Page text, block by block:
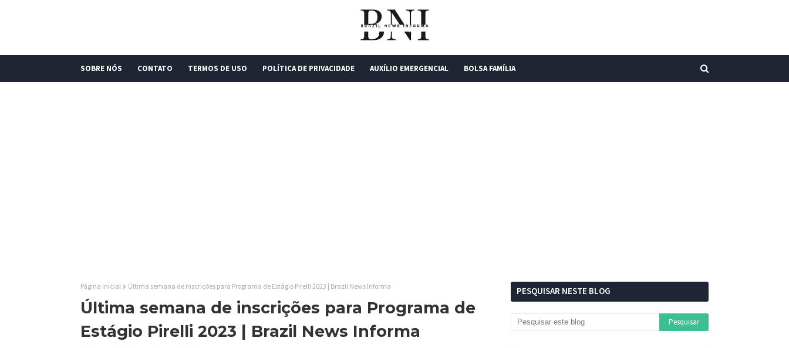
SOBRE NÓS CONTATO TERMOS DE USO POLÍTICA DE PRIVACIDADE AUXÍLIO EMERGENCIAL BOLSA FAMÍLIA
Página inicial Última semana de inscrições para Programa de Estágio Pirelli 2023 | Brazil News Informa
Última semana de inscrições para Programa de
Estágio Pirelli 2023 | Brazil News Informa
PESQUISAR NESTE BLOG